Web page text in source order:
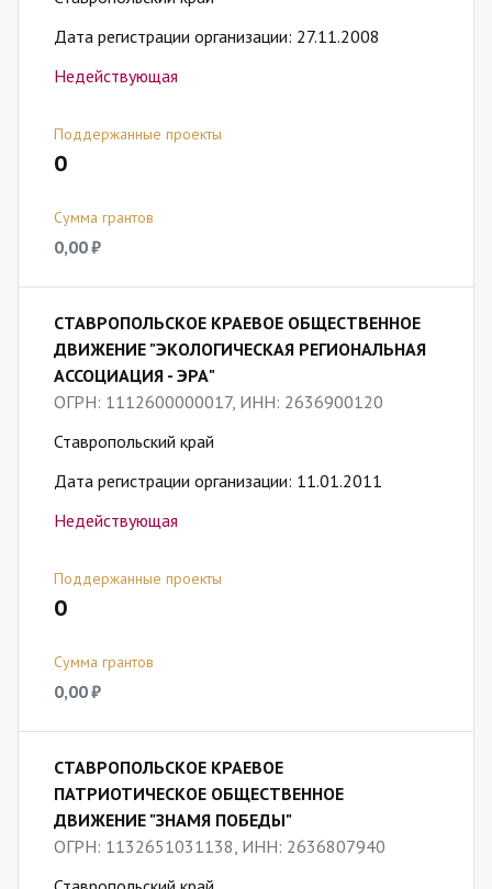
Дата регистрации организации: 27.11.2008
Недействующая
Поддержанные проекты
0
Сумма грантов
0,00 ₽
СТАВРОПОЛЬСКОЕ КРАЕВОЕ ОБЩЕСТВЕННОЕ
ДВИЖЕНИЕ "ЭКОЛОГИЧЕСКАЯ РЕГИОНАЛЬНАЯ
АССОЦИАЦИЯ - ЭРА"
ОГРН: 1112600000017, ИНН: 2636900120
Ставропольский край
Дата регистрации организации: 11.01.2011
Недействующая
Поддержанные проекты
0
Сумма грантов
0,00 ₽
СТАВРОПОЛЬСКОЕ КРАЕВОЕ
ПАТРИОТИЧЕСКОЕ ОБЩЕСТВЕННОЕ
ДВИЖЕНИЕ "ЗНАМЯ ПОБЕДЫ"
ОГРН: 1132651031138, ИНН: 2636807940